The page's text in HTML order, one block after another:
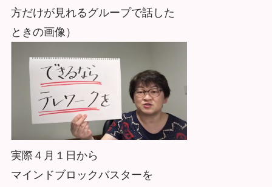
方だけが見れるグループで話した
ときの画像）
実際４月１日から
マインドブロックバスターを